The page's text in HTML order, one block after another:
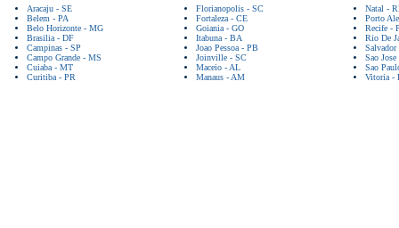
Aracaju - SE
Belem - PA
Belo Horizonte - MG
Brasilia - DF
Campinas - SP
Campo Grande - MS
Cuiaba - MT
Curitiba - PR
Florianopolis - SC
Fortaleza - CE
Goiania - GO
Itabuna - BA
Joao Pessoa - PB
Joinville - SC
Maceio - AL
Manaus - AM
Natal -
Porto
Recife -
Rio De
Sao
Sao
Vitoria -